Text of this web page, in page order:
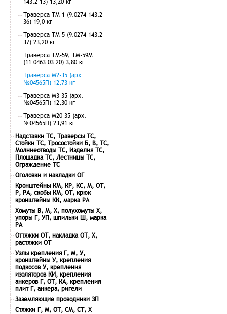
Траверса ТМ-1 (9.0274-143.2-
36) 19,0 кг
Траверса ТМ-5 (9.0274-143.2-
37) 23,20 кг
Траверса ТМ-59, ТМ-59М
(11.0463 03.20) 3,80 кг
Траверса М2-35 (арх.
№04565П) 12,73 кг
Траверса М3-35 (арх.
№04565П) 12,30 кг
Траверса М20-35 (арх.
№04565П) 23,91 кг
Надставки ТС, Траверсы ТС,
Стойки ТС, Тросостойки Б, В, ТС,
Молниеотводы ТС, Изделия ТС,
Площадка ТС, Лестницы ТС,
Ограждение ТС
Оголовки и накладки ОГ
Кронштейны КМ, КР, КС, М, ОТ,
Р, РА, скобы КМ, ОТ, крюк
кронштейны КК, марка РА
Хомуты В, М, Х, полухомуты Х,
упоры Г, УП, шпильки Ш, марка
РА
Оттяжки ОТ, накладка ОТ, Х,
растяжки ОТ
Узлы крепления Г, М, У,
кронштейны У, крепления
подкосов У, крепления
изоляторов КИ, крепления
анкеров Г, ОТ, КА, крепления
плит Г, анкера, ригели
Заземляющие проводники ЗП
Стяжки Г, М, ОТ, СМ, СТ, Х